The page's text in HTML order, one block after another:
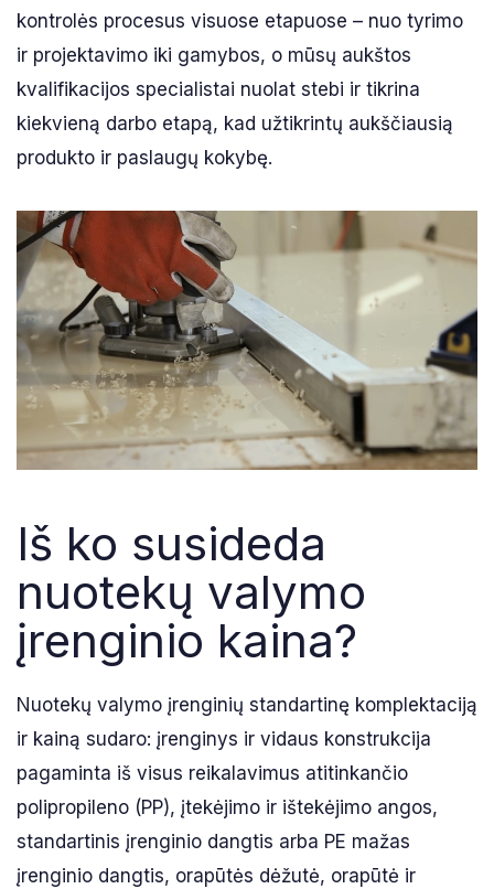
kontrolės procesus visuose etapuose – nuo tyrimo
ir projektavimo iki gamybos, o mūsų aukštos
kvalifikacijos specialistai nuolat stebi ir tikrina
kiekvieną darbo etapą, kad užtikrintų aukščiausią
produkto ir paslaugų kokybę.
Iš ko susideda
nuotekų valymo
įrenginio kaina?
Nuotekų valymo įrenginių standartinę komplektaciją
ir kainą sudaro: įrenginys ir vidaus konstrukcija
pagaminta iš visus reikalavimus atitinkančio
polipropileno (PP), įtekėjimo ir ištekėjimo angos,
standartinis įrenginio dangtis arba PE mažas
įrenginio dangtis, orapūtės dėžutė, orapūtė ir